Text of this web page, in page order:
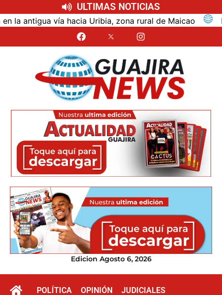
ULTIMAS NOTICIAS
vía hacia Uribia, zona rural de Maicao
Edicion Agosto 6, 2026
POLÍTICA OPINIÓN
JUDICIALES